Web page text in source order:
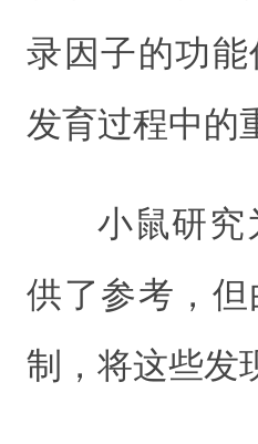
录因子的功
发育过程中的
小鼠研究
供了参考，
制，将这些发